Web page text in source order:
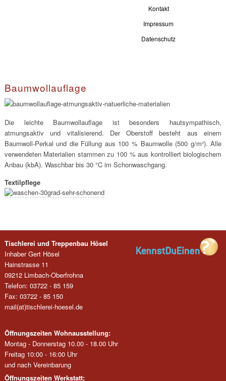
Kontakt
Impressum
Datenschutz
Baumwollauflage
Die leichte Baumwollauflage ist besonders hautsympathisch,
atmungsaktiv und vitalisierend. Der Oberstoff besteht aus einem
Baumwoll-Perkal und die Füllung aus 100 % Baumwolle (500 g/m²). Alle
verwendeten Materialien stammen zu 100 % aus kontrolliert biologischem
Anbau (kbA). Waschbar bis 30 °C im Schonwaschgang.
Textilpflege
Tischlerei und Treppenbau Hösel
Inhaber Gert Hösel
Hainstrasse 11
09212 Limbach-Oberfrohna
Telefon: 03722 - 85 159
Fax: 03722 - 85 150
mail(at)tischlerei-hoesel.de
Öffnungszeiten Wohnausstellung:
Montag - Donnerstag 10.00 - 18.00 Uhr
Freitag 10:00 - 16:00 Uhr
und nach Vereinbarung
Öffnungszeiten Werkstatt: